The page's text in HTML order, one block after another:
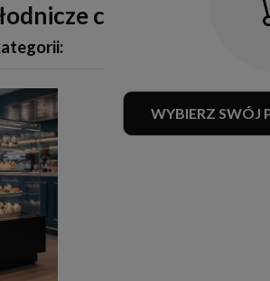
WYBIERZ SWÓJ
cukiernicze